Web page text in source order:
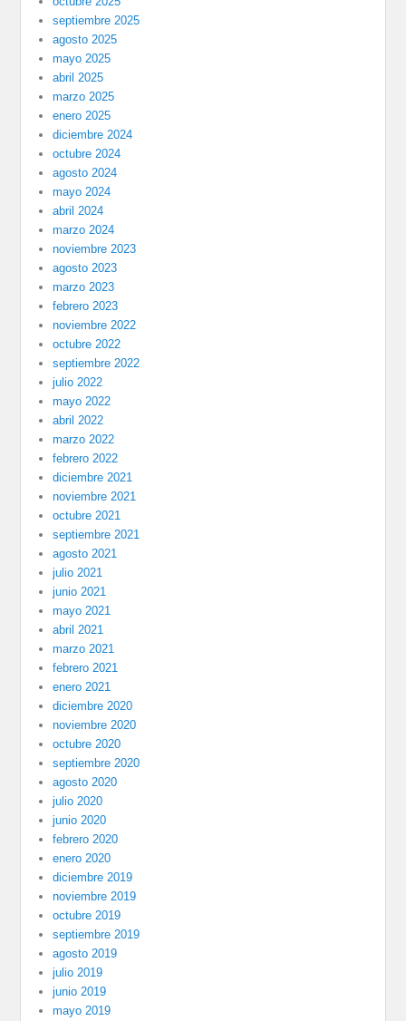
septiembre 2025
agosto 2025
mayo 2025
abril 2025
marzo 2025
enero 2025
diciembre 2024
octubre 2024
agosto 2024
mayo 2024
abril 2024
marzo 2024
noviembre 2023
agosto 2023
marzo 2023
febrero 2023
noviembre 2022
octubre 2022
septiembre 2022
julio 2022
mayo 2022
abril 2022
marzo 2022
febrero 2022
diciembre 2021
noviembre 2021
octubre 2021
septiembre 2021
agosto 2021
julio 2021
junio 2021
mayo 2021
abril 2021
marzo 2021
febrero 2021
enero 2021
diciembre 2020
noviembre 2020
octubre 2020
septiembre 2020
agosto 2020
julio 2020
junio 2020
febrero 2020
enero 2020
diciembre 2019
noviembre 2019
octubre 2019
septiembre 2019
agosto 2019
julio 2019
junio 2019
mayo 2019